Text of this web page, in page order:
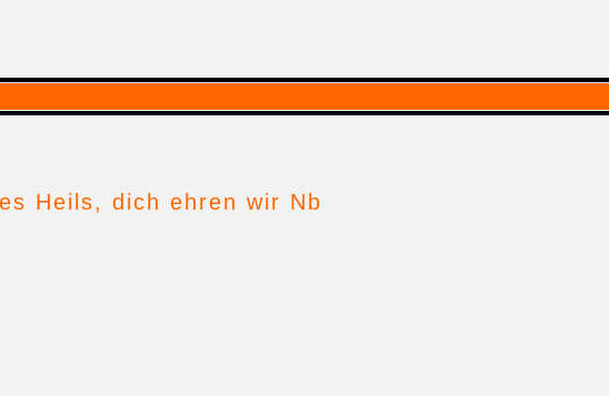
Heils, dich ehren wir Nb